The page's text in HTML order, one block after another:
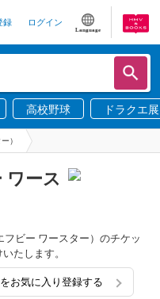
録 ログイン
Language
高校野球 ドラクエ展
）
ワース
ビー ワースター）のチケッ
たします。
お気に入り登録する